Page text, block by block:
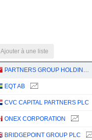
Ajouter à une liste
PARTNERS GROUP HOLDING AG
EQT AB
CVC CAPITAL PARTNERS PLC
ONEX CORPORATION
BRIDGEPOINT GROUP PLC